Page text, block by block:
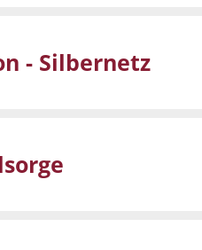
- Silbernetz